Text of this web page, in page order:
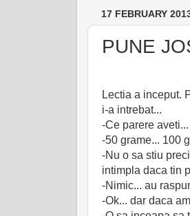
17 FEBRUARY
PUNE
Lectia a inceput.
i-a intrebat...
-Ce parere
-50 grame... 100
-Nu o sa stiu
intimpla daca tin
-Nimic... au
-Ok... dar daca